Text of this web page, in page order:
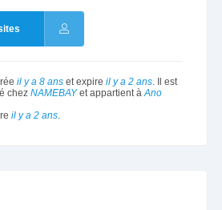
il y a 8 anset expire il y a 2 ans. Il est
chez NAMEBAYet appartient àAno
il y a 2 ans.